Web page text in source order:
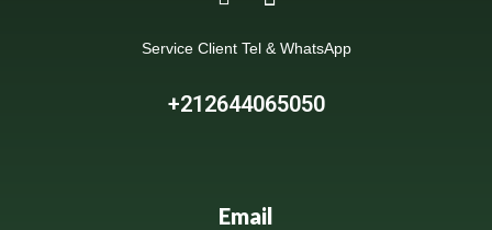
Service Client Tel & WhatsApp
+212644065050
Email